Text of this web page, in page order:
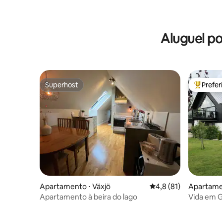
Aluguel
Superhost
Superhost
Apartamento ⋅ Växjö 4,8 de uma
4,8 (81)
Apartamento à beira do lago
Entre
Vida em